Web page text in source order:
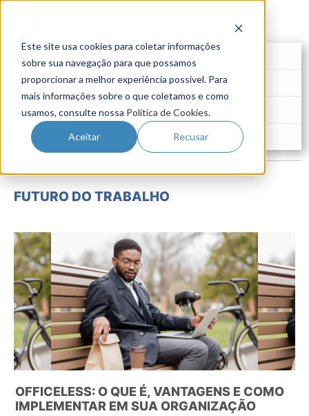
Este site usa cookies para coletar informações
sobre sua navegação para que possamos
proporcionar a melhor experiência possível. Para
mais informações sobre o que coletamos e como
usamos, consulte nossa Política de Cookies.
Aceitar Recusar
Gestão de Talentos
Novo Emprego
Pesquisas
FUTURO DO TRABALHO
OFFICELESS: O QUE É, VANTAGENS E COMO
IMPLEMENTAR EM SUA ORGANIZAÇÃO